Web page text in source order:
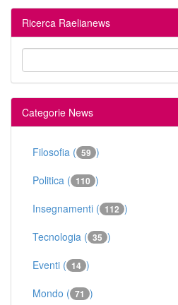
Ricerca Raelianews
Categorie News
Filosofia ( 59 )
Politica ( 110 )
Insegnamenti ( 112 )
Tecnologia ( 35 )
Eventi ( 14 )
Mondo ( 71 )